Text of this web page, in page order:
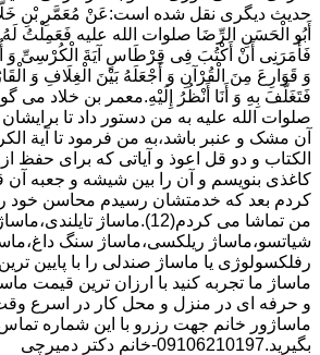
حدیث دیگری نقل شده است:عَنْ مُعَمَّرِ بْنِ
أَبُو الْحَسَنِ الرِّضَا صلوات الله علیه فَعَمِلْتُ
فَأَمَرَنِی أَنْ أَکْتُبَ فِی قِرْطَاسٍ آیَةَ الْکُرْسِیِّ وَ
وَ قَوَارِعَ مِنَ الْقُرْآنِ وَ أَجْعَلَهُ بَیْنَ الْغِلَافِ وَ
فَتَغَلَّفَ بِهِ وَ أَنَا أَنْظُرُ إِلَیْهِ.معمر بن خلاد می
صلوات الله علیه به من دستور داد تا
آن مشک و عنبر باشد،به من فرمود تا آیة
الکتاب و دو قل اعوذ و آیاتى که براى
کاغذى بنویسم و آن را بین شیشه و جعبه آن
کردم بعد که خدمتشان رسیدم محاسن خود
من تماشا می کردم(12).ماساژ
شیاتسو،ماساژ ریلکسی،ماساژ سنگ
رفلکسولوژی یا ماساژ صندلی را با پایین
ماساژ ما تجربه کنید با ارزان ترین قیمت
و حرفه ای در منزل و محل کار در اسرع وقت
ماساژور خانم جهت رزرو با این شماره
بگیرید.09106210197-خانم دکتر دمیرچی